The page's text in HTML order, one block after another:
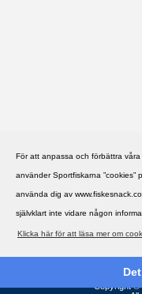
För att anpassa och förbättra
använder Sportfiskarna ”cookies”
använda dig av
självklart inte vidare någon
Klicka här för att läsa mer om
Copyright ©2002 -
Copyright ©